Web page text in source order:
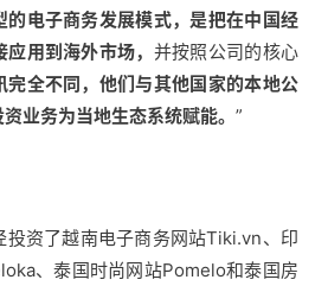
的电子商务发展模式，是把在中国经
用到海外市场， 并按照公司的核心
完全不同，他们与其他国家的本地公
业务为当地生态系统赋能。 ”
投资了越南电子商务网站Tiki.vn、印
、泰国时尚网站Pomelo和泰国房